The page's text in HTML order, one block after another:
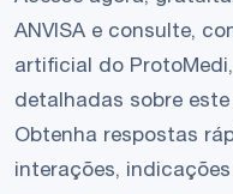
ANVISA e consulte,
artificial do
detalhadas sobre
Obtenha respostas
interações,